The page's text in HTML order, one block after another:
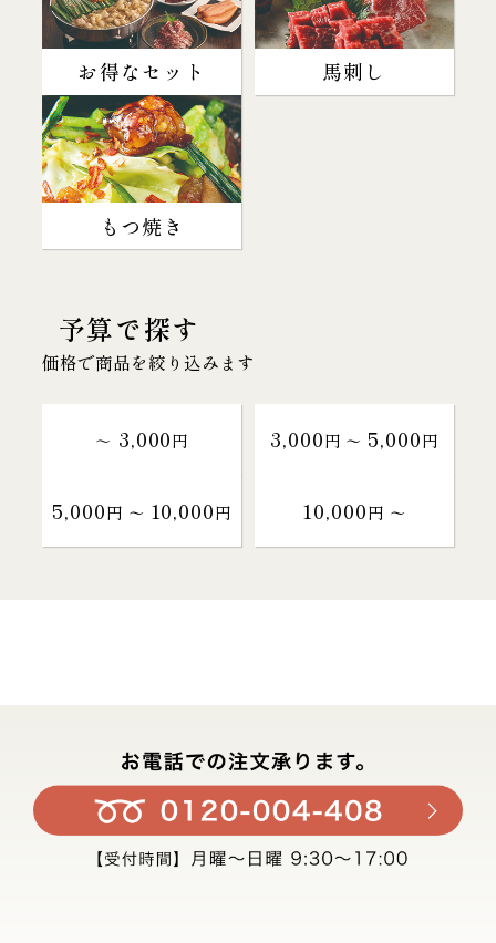
お得なセット 馬刺し
もつ焼き
予算で探す
価格で商品を絞り込みます
～ 3,000円 3,000円 〜 5,000円
5,000円 〜 10,000円 10,000円 〜